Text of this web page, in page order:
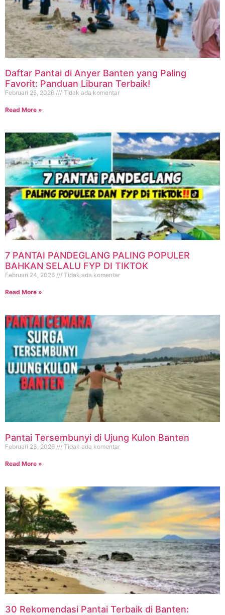
Daftar Pantai di Anyer Banten yang Paling
Favorit: Panduan Liburan Terbaik!
Februari 25, 2026 Tidak ada komentar
Read More »
7 PANTAI PANDEGLANG PALING POPULER
BAHKAN SELALU FYP DI TIKTOK
Februari 24, 2026 Tidak ada komentar
Read More »
Pantai Tersembunyi di Ujung Kulon Banten
Februari 23, 2026 Tidak ada komentar
Read More »
30 Rekomendasi Pantai Terbaik di Banten: